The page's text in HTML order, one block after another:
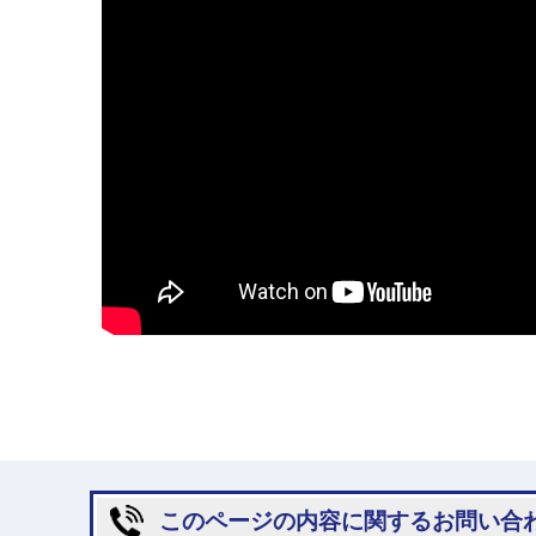
このページの内容に関するお問い合